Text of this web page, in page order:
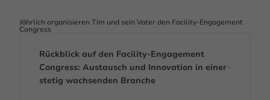
Jährlich organisieren Tim und sein Vater den Facility-Engagement
Congress
Rückblick auf den Facility-Engagement
Congress: Austausch und Innovation in einer
stetig wachsenden Branche